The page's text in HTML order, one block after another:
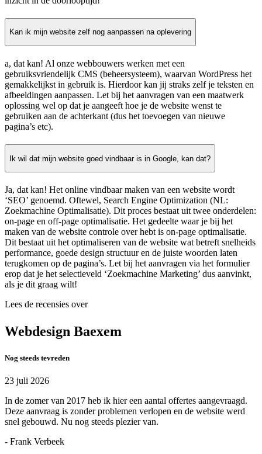
Kan ik mijn website zelf nog aanpassen na oplevering
a, dat kan! Al onze webbouwers werken met een
gebruiksvriendelijk CMS (beheersysteem), waarvan WordPress het
gemakkelijkst in gebruik is. Hierdoor kan jij straks zelf je teksten en
afbeeldingen aanpassen. Let bij het aanvragen van een maatwerk
oplossing wel op dat je aangeeft hoe je de website wenst te
gebruiken aan de achterkant (dus het toevoegen van nieuwe
pagina’s etc).
Ik wil dat mijn website goed vindbaar is in Google, kan dat?
Ja, dat kan! Het online vindbaar maken van een website wordt
‘SEO’ genoemd. Oftewel, Search Engine Optimization (NL:
Zoekmachine Optimalisatie). Dit proces bestaat uit twee onderdelen:
on-page en off-page optimalisatie. Het gedeelte waar je bij het
maken van de website controle over hebt is on-page optimalisatie.
Dit bestaat uit het optimaliseren van de website wat betreft snelheids
performance, goede design structuur en de juiste woorden laten
terugkomen op de pagina’s. Let bij het aanvragen via het formulier
erop dat je het selectieveld ‘Zoekmachine Marketing’ dus aanvinkt,
als je dit graag wilt!
Lees de recensies over
Webdesign Baexem
Nog steeds tevreden
23 juli 2026
In de zomer van 2017 heb ik hier een aantal offertes aangevraagd.
Deze aanvraag is zonder problemen verlopen en de website werd
snel gebouwd. Nu nog steeds plezier van.
- Frank Verbeek